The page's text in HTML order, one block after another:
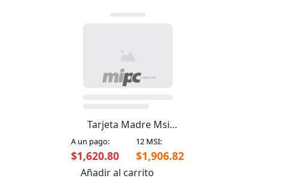
Tarjeta Madre Msi
B550M Pro-Vdh Wifi
Socket Am4 Micro-Atx
128Gb Ddr4
A un pago: 12 MSI:
$1,620.80 $1,906.82
Añadir al carrito